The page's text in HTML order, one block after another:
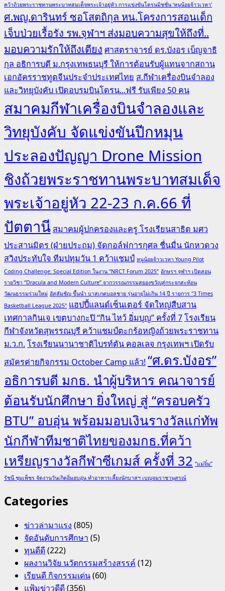
คว้าถ้วยพระราชทานพระบาทสมเด็จพระเจ้าอยู่หัว การแข่งขันโดรนมิชชั่น ‘หนูน้อยจ้าวเวหา’
ศ.พญ.ดารินทร์ ซอโสตถิกุล หน.โครงการสอนเด็ก
เจ็บป่วยเรื้อรัง รพ.จุฬาฯ ส่งมอบความสุขให้ถึงที่..
มอบความรักให้ถึงเตียง ศาสตราจารย์ ดร.บังอร เบ็ญจาธิ
กุล อธิการบดี ม.กรุงเทพธนบุรี ให้การต้อนรับผู้แทนจากสถาน
เอกอัครราชทูตจีนประจำประเทศไทย ส.กีฬาเครื่องบินจำลอง
และวิทยุบังคับ เปิดอบรมบินโดรน...ฟรี รับเพียง 50 คน
สมาคมกีฬาเครื่องบินจำลองและ
วิทยุบังคับ จัดแข่งขันปีกหมุน
ประลองปัญญา Drone Mission
ชิงถ้วยพระราชทานพระบาทสมเด็จ
พระเจ้าอยู่หัว 22-23 ก.ค.66 ที่
ปัตตานี สมาคมผู้ปกครองและครู โรงเรียนสาธิต มศว
ประสานมิตร (ฝ่ายประถม) จัดกอล์ฟการกุศล ชื่นมื่น นักหวดวง
สวิงประทับใจ ทีมปทุมวัน 1 คว้าแชมป์ หนูน้อยจ้าวเวหา Young Pilot
Coding Challenge: Special Edition ในงาน “NRCT Forum 2025” อักษรฯ จุฬาฯ เปิดสอน
รายวิชา “Dracula and Modern Culture” จากวรรณกรรมสยองขวัญสู่กระจกสะท้อน
วัฒนธรรมร่วมใหม่ อัสสัมชัญ ขึ้นนำ บาสเกตบอลชาย รุ่นอายุไม่เกิน 14 ปี รายการ "3 Times
Basketball League 2025" แฮปปี้แลนด์เซ็นเตอร์ จัดใหญ่สืบสาน
เทศกาลกินเจ เขตบางกะปิ “กิน ไหว้ อิ่มบุญ” ครั้งที่ 7โรงเรียน
กีฬาจังหวัดสุพรรณบุรี คว้าแชมป์ตะกร้อหญิงถ้วยพระราชทาน
ม.ว.ก.โรงเรียนนานาชาติไบรท์ตัน คอลเลจ กรุงเทพฯ เปิดรับ
สมัครค่ายกิจกรรม October Camp แล้ว!“ศ.ดร.บังอร”
อธิการบดี มกธ. นำผู้บริหาร คณาจารย์
ต้อนรับนักศึกษา ยิ่งใหญ่ สู่ “ครอบครัว
BTU” อบอุ่น พร้อมมอบเงินรางวัลแก่ทัพ
นักกีฬาทีมชาติไทยของมกธ.ที่คว้า
เหรียญรางวัลกีฬาซีเกมส์ ครั้งที่ 32 “แม่จิ๋ม”
รัชนี ชุมเพ็ชร จัดงานวันเกิดอิ่มอบอุ่น ทำอาหารเลี้ยงนักบาสฯ เบญจมราชานุสรณ์
Categories
ข่าวล่ามาแรง (805)
จัดอันดับการศึกษา (5)
ทุนดีดี(222)
ผลงานวิจัย นวัตกรรมสร้างสรรค์(12)
เรียนดี กิจกรรมเด่น(60)
แฟ้มข่าวดีดี(356)